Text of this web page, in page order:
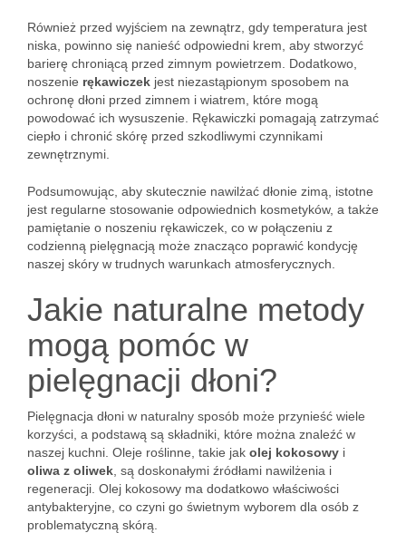
Również przed wyjściem na zewnątrz, gdy temperatura jest
niska, powinno się nanieść odpowiedni krem, aby stworzyć
barierę chroniącą przed zimnym powietrzem. Dodatkowo,
noszenie rękawiczek jest niezastąpionym sposobem na
ochronę dłoni przed zimnem i wiatrem, które mogą
powodować ich wysuszenie. Rękawiczki pomagają zatrzymać
ciepło i chronić skórę przed szkodliwymi czynnikami
zewnętrznymi.
Podsumowując, aby skutecznie nawilżać dłonie zimą, istotne
jest regularne stosowanie odpowiednich kosmetyków, a także
pamiętanie o noszeniu rękawiczek, co w połączeniu z
codzienną pielęgnacją może znacząco poprawić kondycję
naszej skóry w trudnych warunkach atmosferycznych.
Jakie naturalne metody
mogą pomóc w
pielęgnacji dłoni?
Pielęgnacja dłoni w naturalny sposób może przynieść wiele
korzyści, a podstawą są składniki, które można znaleźć w
naszej kuchni. Oleje roślinne, takie jak olej kokosowy i
oliwa z oliwek , są doskonałymi źródłami nawilżenia i
regeneracji. Olej kokosowy ma dodatkowo właściwości
antybakteryjne, co czyni go świetnym wyborem dla osób z
problematyczną skórą.